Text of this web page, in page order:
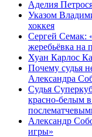
Аделия
Указом
хоккея
Сергей Семак:
жеребьёвка на
Хуан Карлос
Почему судья
Александра
Судья
красно-белым
Александр
игры»